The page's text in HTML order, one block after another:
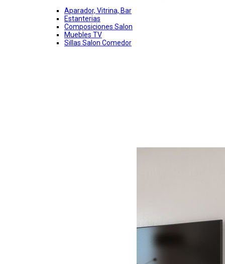
Aparador, Vitrina, Bar
Estanterias
Composiciones Salon
Muebles TV
Sillas Salon Comedor